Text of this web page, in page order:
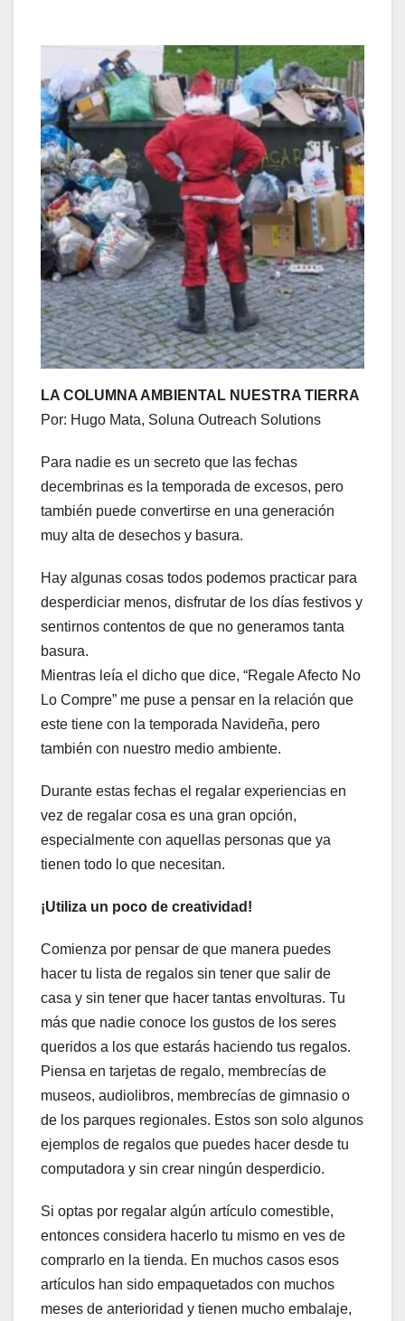
LA COLUMNA AMBIENTAL NUESTRA TIERRA
Por: Hugo Mata, Soluna Outreach Solutions
Para nadie es un secreto que las fechas
decembrinas es la temporada de excesos, pero
también puede convertirse en una generación
muy alta de desechos y basura.
Hay algunas cosas todos podemos practicar para
desperdiciar menos, disfrutar de los días festivos y
sentirnos contentos de que no generamos tanta
basura.
Mientras leía el dicho que dice, “Regale Afecto No
Lo Compre” me puse a pensar en la relación que
este tiene con la temporada Navideña, pero
también con nuestro medio ambiente.
Durante estas fechas el regalar experiencias en
vez de regalar cosa es una gran opción,
especialmente con aquellas personas que ya
tienen todo lo que necesitan.
¡Utiliza un poco de creatividad!
Comienza por pensar de que manera puedes
hacer tu lista de regalos sin tener que salir de
casa y sin tener que hacer tantas envolturas. Tu
más que nadie conoce los gustos de los seres
queridos a los que estarás haciendo tus regalos.
Piensa en tarjetas de regalo, membrecías de
museos, audiolibros, membrecías de gimnasio o
de los parques regionales. Estos son solo algunos
ejemplos de regalos que puedes hacer desde tu
computadora y sin crear ningún desperdicio.
Si optas por regalar algún artículo comestible,
entonces considera hacerlo tu mismo en ves de
comprarlo en la tienda. En muchos casos esos
artículos han sido empaquetados con muchos
meses de anterioridad y tienen mucho embalaje,